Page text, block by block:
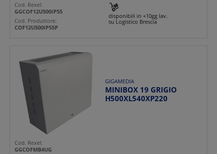
disponibili in +10gg lav.
su Logistico Brescia
Cod. Rexel:
GGCOF12U500IP55
Cod. Produttore:
COF12U500IP55P
GIGAMEDIA
MINIBOX 19 GRIGIO
H500XL540XP220
Cod. Rexel:
GGCOFMB4UG